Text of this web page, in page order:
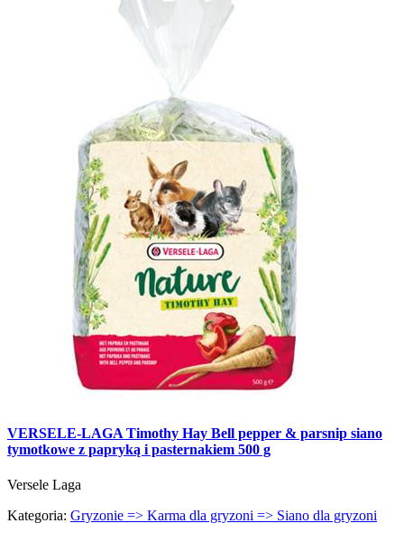
VERSELE-LAGA Timothy Hay Bell pepper & parsnip siano
tymotkowe z papryką i pasternakiem 500 g
Versele Laga
Kategoria: Gryzonie => Karma dla gryzoni => Siano dla gryzoni